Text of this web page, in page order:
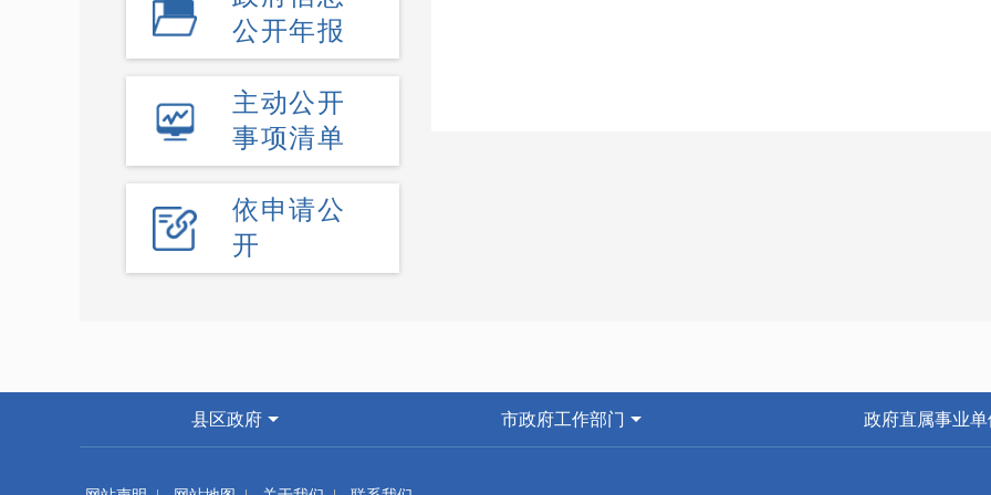
公开年报
主动公开
事项清单
依申请公
开
县区政府 市政府工作部门 政府直属事业单